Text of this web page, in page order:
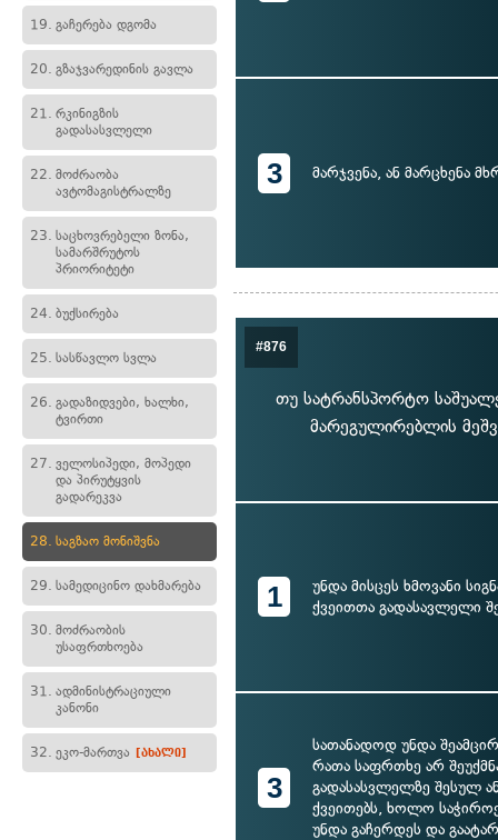
19. გაჩერება დგომა
20. გზაჯვარედინის გავლა
21. რკინიგზის
გადასასვლელი
22. მოძრაობა
ავტომაგისტრალზე
23. საცხოვრებელი ზონა,
სამარშრუტოს
პრიორიტეტი
24. ბუქსირება
25. სასწავლო სვლა
26. გადაზიდვები, ხალხი,
ტვირთი
27. ველოსიპედი, მოპედი
და პირუტყვის
გადარეკვა
28. საგზაო მონიშვნა
29. სამედიცინო დახმარება
30. მოძრაობის
უსაფრთხოება
31. ადმინისტრაციული
კანონი
32. ეკო-მართვა [ახალი]
3 მარჯვენა, ან მარცხენა
#876
თუ სატრანსპორტო
მარეგულირებლის
1
უნდა მისცეს ხმოვანი
ქვეითთა გადასავლელი
3
სათანადოდ უნდა
რათა საფრთხე არ
გადასასვლელზე შესულ
ქვეითებს, ხოლო
უნდა გაჩერდეს და